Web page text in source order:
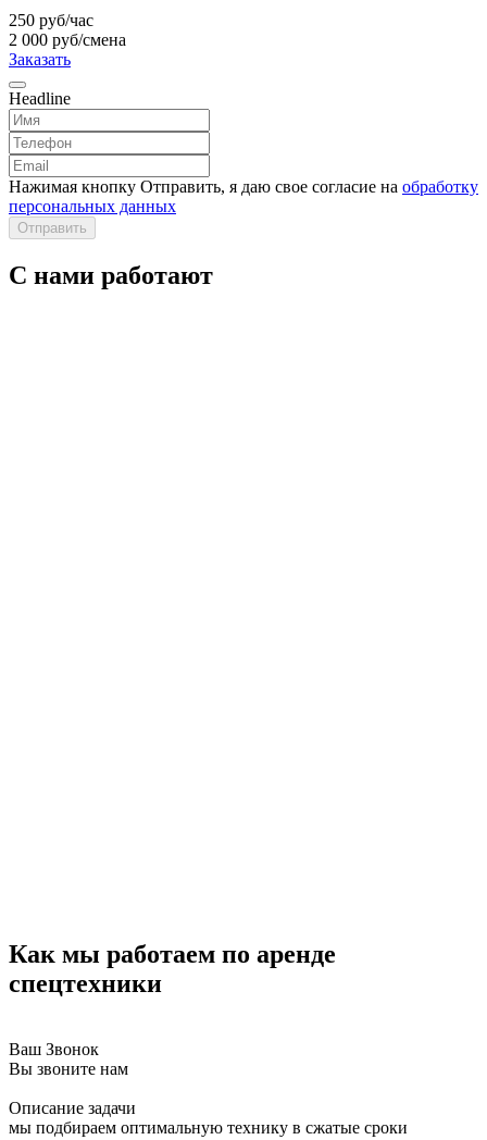
250 руб/час
2 000 руб/смена
Заказать
Headline
Нажимая кнопку Отправить, я даю свое согласие на обработку
персональных данных
Отправить
С нами работают
Как мы работаем по аренде
спецтехники
Ваш Звонок
Вы звоните нам
Описание задачи
мы подбираем оптимальную технику в сжатые сроки